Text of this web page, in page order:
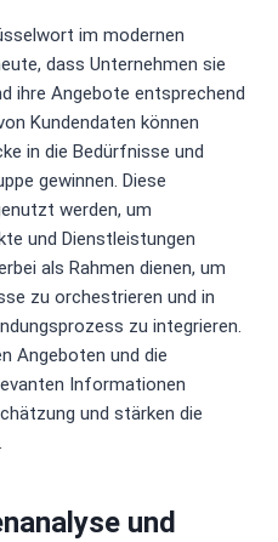
im modernen
dass Unternehmen sie
ihre Angebote entsprechend
Kundendaten können
in die Bedürfnisse und
gewinnen. Diese
werden, um
und Dienstleistungen
als Rahmen dienen, um
zu orchestrieren und in
zu integrieren.
Angeboten und die
Informationen
und stärken die
und